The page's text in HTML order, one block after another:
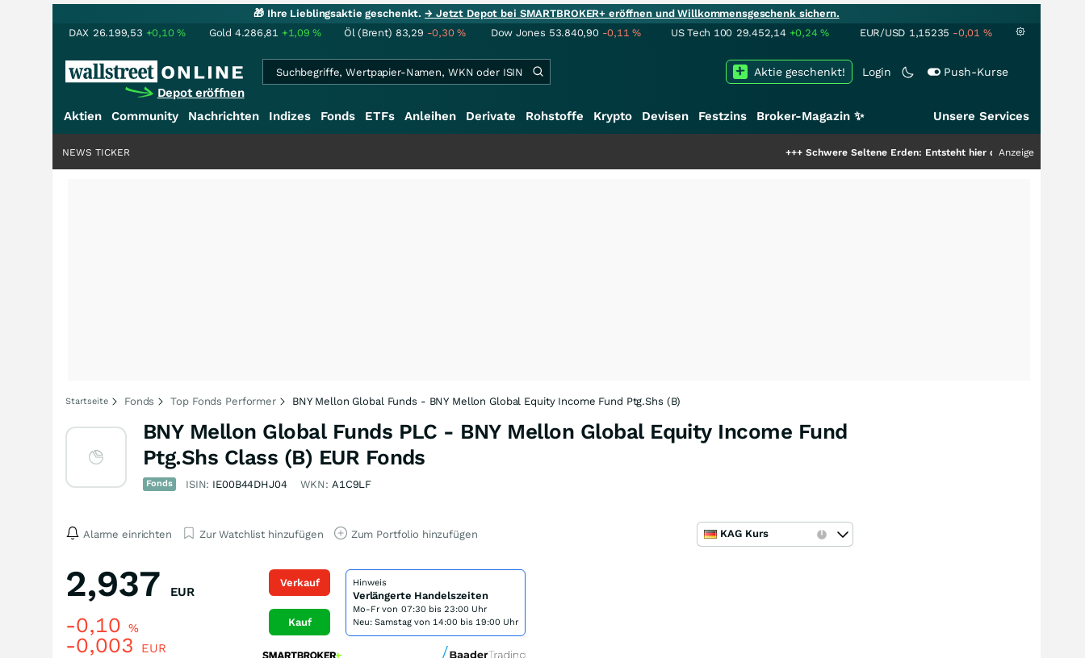
🎁 Ihre Lieblingsaktie geschenkt.→ Jetzt Depot bei SMARTBROKER+ eröffnen und Willkommensgeschenk sichern.
DAX 26.199,53 +0,10% Gold 4.286,81 +1,09% Öl (Brent) 83,29 -0,30% Dow Jones 53.840,90 -0,11% US Tech 100 29.452,14 +0,24% EUR/USD 1,15235 -0,01 %
Depot eröffnen
Login Push-Kurse
Aktie geschenkt!
Aktien Community Nachrichten Indizes Fonds ETFs Anleihen Derivate Rohstoffe Krypto Devisen Festzins Broker-Magazin ✨ Unsere Services
Schwere Seltene Erden: Entsteht hier die nächste Milliardenstory?
Anzeige
NEWS TICKER
Startseite Fonds Top Fonds Performer BNY Mellon Global Funds - BNY Mellon Global Equity Income Fund Ptg.Shs (B)
BNY Mellon Global Funds PLC - BNY Mellon Global Equity Income Fund
Ptg.Shs Class (B) EUR Fonds
Fonds ISIN: IE00B44DHJ04 WKN: A1C9LF
Alarme einrichten Zur Watchlist hinzufügen Zum Portfolio hinzufügen KAG Kurs
2,937 EUR
-0,10 %
-0,003 EUR
Verkauf
Kauf
Hinweis
Verlängerte Handelszeiten
Mo-Fr von 07:30 bis 23:00 Uhr
Neu: Samstag von 14:00 bis 19:00 Uhr